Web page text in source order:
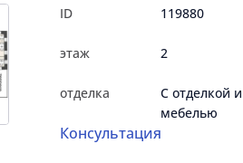
ID 119880
этаж 2
отделка
С отделкой и
мебелью
Консультация